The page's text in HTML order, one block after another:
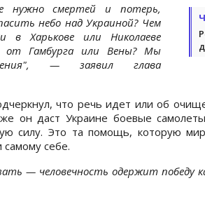
нужно смертей и потерь,
небо над Украиной? Чем
в Харькове или Николаеве
от Гамбурга или Вены? Мы
— заявил глава
что речь идет или об
он даст Украине боевые
силу. Это та помощь, которую
самому себе.
— человечность одержит